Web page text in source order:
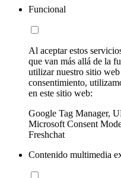
Funcional
Al aceptar estos
que van más allá de la
utilizar nuestro sitio
consentimiento,
en este sitio web:
Google Tag Manager,
Microsoft Consent
Freshchat
Contenido multimedia